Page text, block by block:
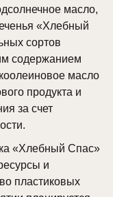
масло,
«Хлебный
сортов
содержанием
масло
продукта и
за счет
«Хлебный Спас»
и
пластиковых